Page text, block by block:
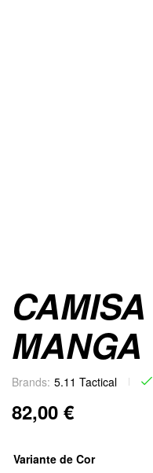
MANGA
Brands: 5.11 Tactical
82,00 €
Variante de Cor